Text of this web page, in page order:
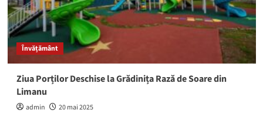
loc
la
Limanu
pe
1
vă
înscrie
Învățământ
Ziua Porților Deschise la Grădinița Rază de Soare din
Limanu
admin
20 mai 2025